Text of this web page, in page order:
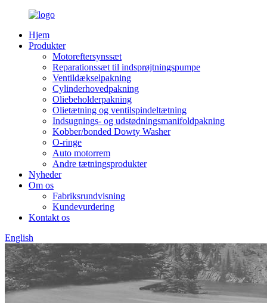
Hjem
Produkter
Motoreftersynssæt
Reparationssæt til indsprøjtningspumpe
Ventildækselpakning
Cylinderhovedpakning
Oliebeholderpakning
Olietætning og ventilspindeltætning
Indsugnings- og udstødningsmanifoldpakning
Kobber/bonded Dowty Washer
O-ringe
Auto motorrem
Andre tætningsprodukter
Nyheder
Om os
Fabriksrundvisning
Kundevurdering
Kontakt os
English